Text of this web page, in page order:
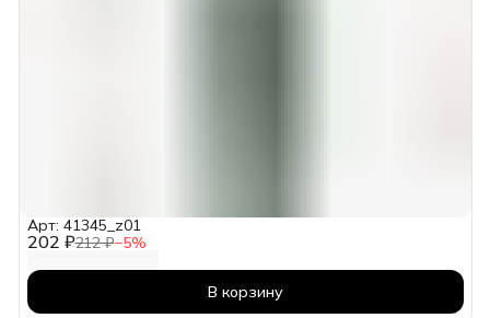
202 ₽212 ₽−5%
Арт: 41345_z01
В корзину